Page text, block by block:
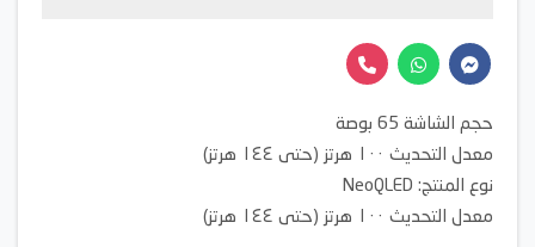
حجم الشاشة 65 بوصة
معدل التحديث ١٠٠ هرتز (حتى ١٤٤ هرتز)
نوع المنتج: NeoQLED
معدل التحديث ١٠٠ هرتز (حتى ١٤٤ هرتز)